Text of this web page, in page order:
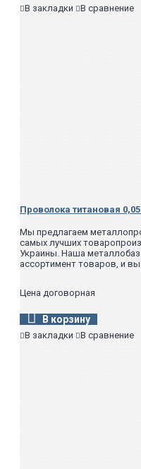
В закладки В сравнение
Проволока титановая
Мы предлагаем
самых лучших
Украины. Наша
ассортимент товаров, и
Цена договорная
В корзину
В закладки В сравнение